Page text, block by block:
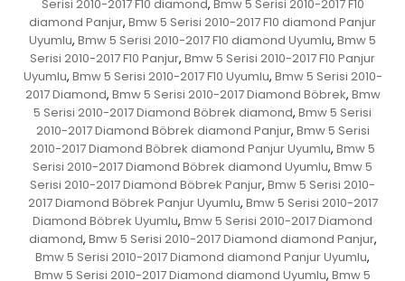
Serisi 2010-2017 F10 diamond, Bmw 5 Serisi 2010-2017 F10
diamond Panjur, Bmw 5 Serisi 2010-2017 F10 diamond Panjur
Uyumlu, Bmw 5 Serisi 2010-2017 F10 diamond Uyumlu, Bmw 5
Serisi 2010-2017 F10 Panjur, Bmw 5 Serisi 2010-2017 F10 Panjur
Uyumlu, Bmw 5 Serisi 2010-2017 F10 Uyumlu, Bmw 5 Serisi 2010-
2017 Diamond, Bmw 5 Serisi 2010-2017 Diamond Böbrek, Bmw
5 Serisi 2010-2017 Diamond Böbrek diamond, Bmw 5 Serisi
2010-2017 Diamond Böbrek diamond Panjur, Bmw 5 Serisi
2010-2017 Diamond Böbrek diamond Panjur Uyumlu, Bmw 5
Serisi 2010-2017 Diamond Böbrek diamond Uyumlu, Bmw 5
Serisi 2010-2017 Diamond Böbrek Panjur, Bmw 5 Serisi 2010-
2017 Diamond Böbrek Panjur Uyumlu, Bmw 5 Serisi 2010-2017
Diamond Böbrek Uyumlu, Bmw 5 Serisi 2010-2017 Diamond
diamond, Bmw 5 Serisi 2010-2017 Diamond diamond Panjur,
Bmw 5 Serisi 2010-2017 Diamond diamond Panjur Uyumlu,
Bmw 5 Serisi 2010-2017 Diamond diamond Uyumlu, Bmw 5